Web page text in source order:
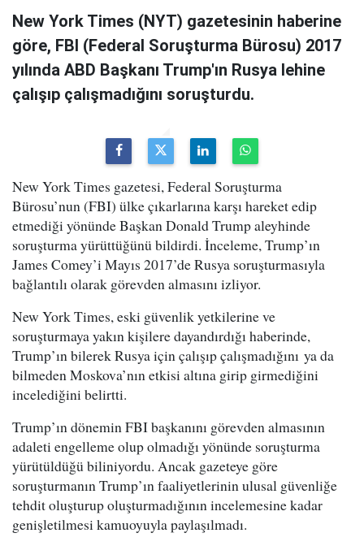
New York Times (NYT) gazetesinin haberine
göre, FBI (Federal Soruşturma Bürosu) 2017
yılında ABD Başkanı Trump'ın Rusya lehine
çalışıp çalışmadığını soruşturdu.
New York Times gazetesi, Federal Soruşturma
Bürosu’nun (FBI) ülke çıkarlarına karşı hareket edip
etmediği yönünde Başkan Donald Trump aleyhinde
soruşturma yürüttüğünü bildirdi. İnceleme, Trump’ın
James Comey’i Mayıs 2017’de Rusya soruşturmasıyla
bağlantılı olarak görevden almasını izliyor.
New York Times, eski güvenlik yetkilerine ve
soruşturmaya yakın kişilere dayandırdığı haberinde,
Trump’ın bilerek Rusya için çalışıp çalışmadığını ya da
bilmeden Moskova’nın etkisi altına girip girmediğini
incelediğini belirtti.
Trump’ın dönemin FBI başkanını görevden almasının
adaleti engelleme olup olmadığı yönünde soruşturma
yürütüldüğü biliniyordu. Ancak gazeteye göre
soruşturmanın Trump’ın faaliyetlerinin ulusal güvenliğe
tehdit oluşturup oluşturmadığının incelemesine kadar
genişletilmesi kamuoyuyla paylaşılmadı.